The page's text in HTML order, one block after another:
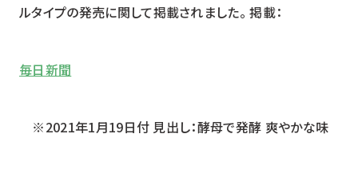
YUZU HEADS
シソ フューチャー
ルタイプの発売に関して掲載されました。 掲載：
毎日新聞
※2021年1月19日付 見出し：酵母で発酵 爽やかな味